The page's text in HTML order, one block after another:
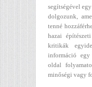
segítségével
dolgozunk,
tenné
hazai
kritikák
információ egy
oldal
minőségi vagy